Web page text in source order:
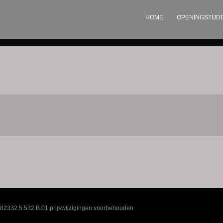
HOME
prijswijzigingen voorbehouden